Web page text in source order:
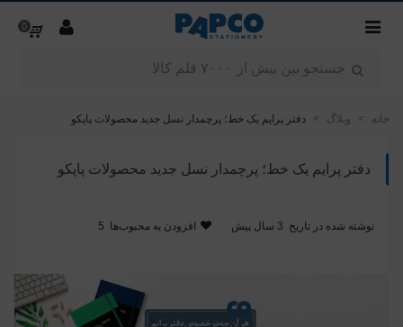
0
خانه > وبلاگ > دفتر پرایم یک خط؛ پرچمدار نسل جدید محصولات پاپکو
دفتر پرایم یک خط؛ پرچمدار نسل جدید محصولات پاپکو
نوشته شده در تاریخ 3 سال پیش افزودن به محبوب‌ها 5